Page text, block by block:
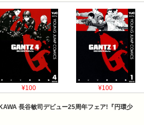
¥100 ¥100
長谷敏司デビュー25周年フェア!『円環少